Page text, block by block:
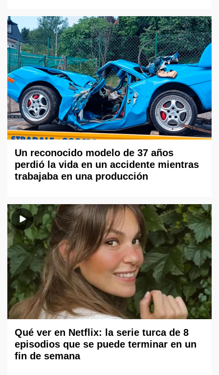
Un reconocido modelo de 37 años
perdió la vida en un accidente mientras
trabajaba en una producción
Qué ver en Netflix: la serie turca de 8
episodios que se puede terminar en un
fin de semana